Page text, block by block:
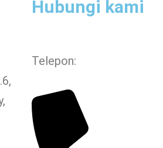
Hubungi kami
Telepon: